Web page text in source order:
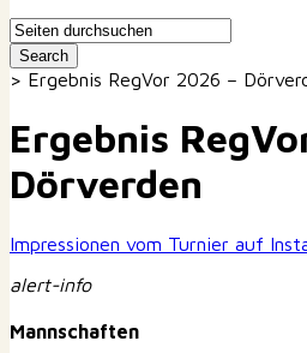
> Ergebnis RegVor 2026 –
Ergebnis
Dörverden
Impressionen vom Turnier auf
alert-info
Mannschaften